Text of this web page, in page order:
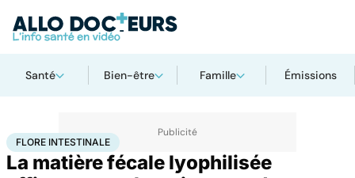
Santé Bien-être Famille Émissions
Accueil SantéFlore intestinale
FLORE INTESTINALE
La matière fécale lyophilisée